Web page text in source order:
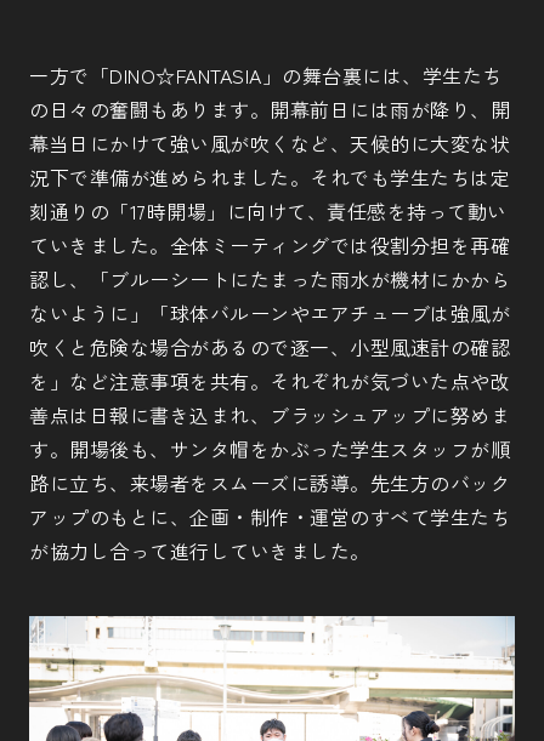
一方で「DINO☆FANTASIA」の舞台裏には、学生たち
の日々の奮闘もあります。開幕前日には雨が降り、開
幕当日にかけて強い風が吹くなど、天候的に大変な状
況下で準備が進められました。それでも学生たちは定
刻通りの「17時開場」に向けて、責任感を持って動い
ていきました。全体ミーティングでは役割分担を再確
認し、「ブルーシートにたまった雨水が機材にかから
ないように」「球体バルーンやエアチューブは強風が
吹くと危険な場合があるので逐一、小型風速計の確認
を」など注意事項を共有。それぞれが気づいた点や改
善点は日報に書き込まれ、ブラッシュアップに努めま
す。開場後も、サンタ帽をかぶった学生スタッフが順
路に立ち、来場者をスムーズに誘導。先生方のバック
アップのもとに、企画・制作・運営のすべて学生たち
が協力し合って進行していきました。